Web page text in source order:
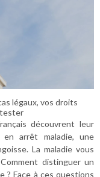
légaux, vos droits
découvrent leur
arrêt maladie, une
La maladie vous
distinguer un
? Face à ces questions